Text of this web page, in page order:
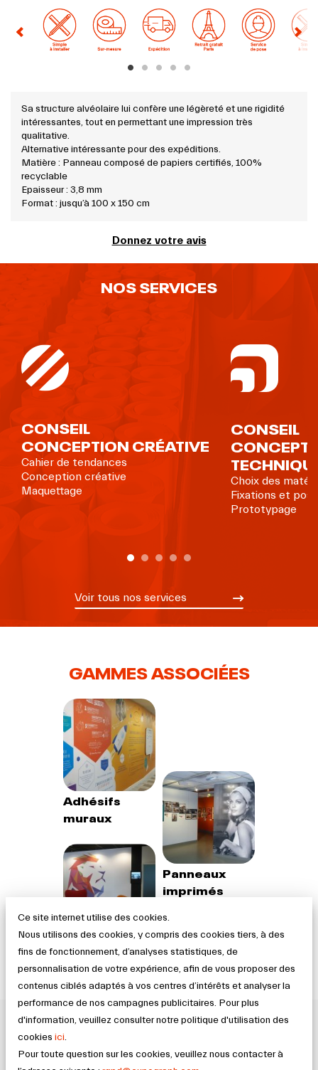
Previous Next
Sa structure alvéolaire lui confère une légèreté et une rigidité
intéressantes, tout en permettant une impression très
qualitative.
Alternative intéressante pour des expéditions.
Matière : Panneau composé de papiers certifiés, 100%
recyclable
Epaisseur : 3,8 mm
Format : jusqu’à 100 x 150 cm
Donnez votre avis
NOS SERVICES
CONSEIL
CONCEPTION CRÉATIVE
Cahier de tendances
Conception créative
Maquettage
CONSEIL
Choix des
Fixations et pose
Prototypage
Voir tous nos services
GAMMES ASSOCIÉES
Adhésifs
muraux
Toiles sur
mesure
Panneaux
imprimés
AVIS CLIENTS
Ce site internet utilise des cookies.
Nous utilisons des cookies, y compris des cookies tiers, à des
fins de fonctionnement, d’analyses statistiques, de
personnalisation de votre expérience, afin de vous proposer des
contenus ciblés adaptés à vos centres d’intérêts et analyser la
performance de nos campagnes publicitaires. Pour plus
d'information, veuillez consulter notre politique d'utilisation des
cookies ici.
Pour toute question sur les cookies, veuillez nous contacter à